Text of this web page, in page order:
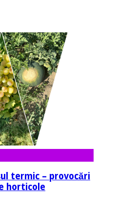
termic – provocări
horticole